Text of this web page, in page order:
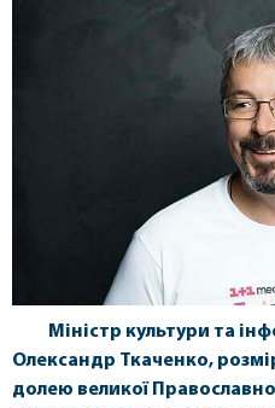
Міністр культури та
Олександр Ткаченко,
долею великої